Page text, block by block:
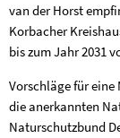
van der Horst
Korbacher
bis zum Jahr 2031
Vorschläge für
die anerkannten
Naturschutzbund